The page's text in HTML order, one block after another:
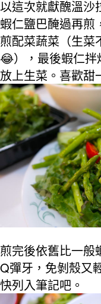
以這次就獻醜溫沙
蝦仁鹽巴醃過再煎
煎配菜蔬菜（生菜
😂），最後蝦仁拌
放上生菜。喜歡甜
煎完後依舊比一般
Q彈牙，免剝殼又
快列入筆記吧。